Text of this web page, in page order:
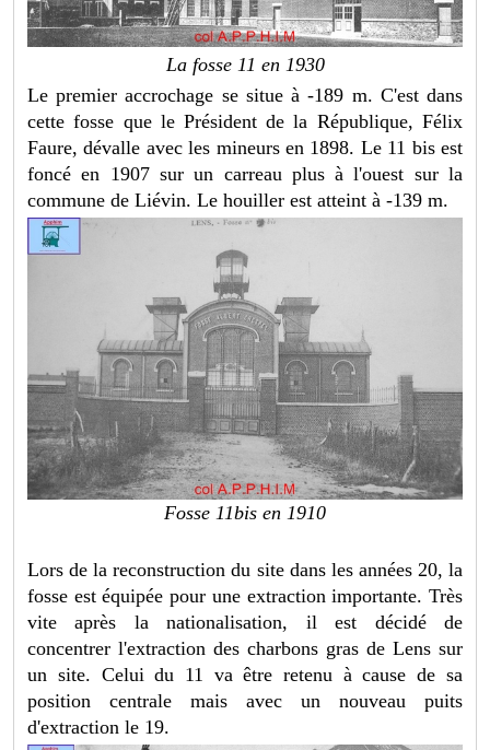
La fosse 11 en 1930
Le premier accrochage se situe à -189 m. C'est dans
cette fosse que le Président de la République, Félix
Faure, dévalle avec les mineurs en 1898. Le 11 bis est
foncé en 1907 sur un carreau plus à l'ouest sur la
commune de Liévin. Le houiller est atteint à -139 m.
Fosse 11bis en 1910
Lors de la reconstruction du site dans les années 20, la
fosse est équipée pour une extraction importante. Très
vite après la nationalisation, il est décidé de
concentrer l'extraction des charbons gras de Lens sur
un site. Celui du 11 va être retenu à cause de sa
position centrale mais avec un nouveau puits
d'extraction le 19.